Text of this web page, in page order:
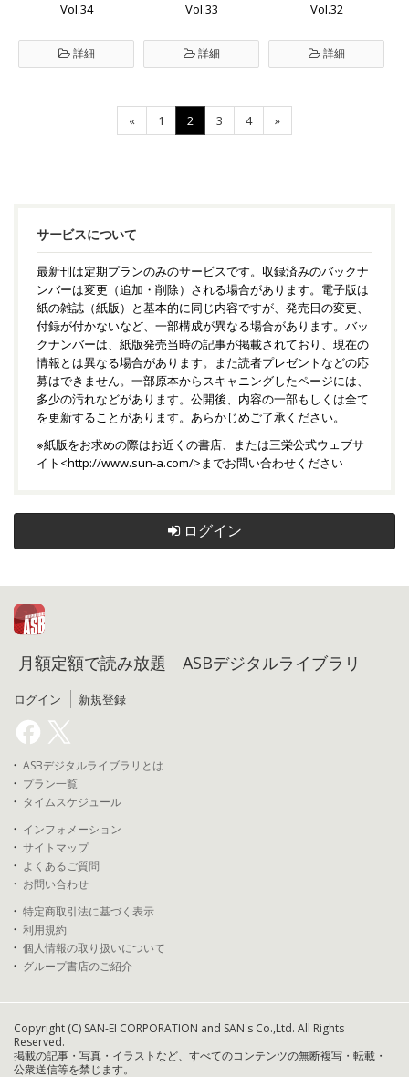
Vol.34
詳細
Vol.33
詳細
Vol.32
詳細
« 1 2 3 4 »
サービスについて
最新刊は定期プランのみのサービスです。収録済みのバックナ
ンバーは変更（追加・削除）される場合があります。電子版は
紙の雑誌（紙版）と基本的に同じ内容ですが、発売日の変更、
付録が付かないなど、一部構成が異なる場合があります。バッ
クナンバーは、紙版発売当時の記事が掲載されており、現在の
情報とは異なる場合があります。また読者プレゼントなどの応
募はできません。一部原本からスキャニングしたページには、
多少の汚れなどがあります。公開後、内容の一部もしくは全て
を更新することがあります。あらかじめご了承ください。
※紙版をお求めの際はお近くの書店、または三栄公式ウェブサ
イト<http://www.sun-a.com/>までお問い合わせください
ログイン
月額定額で読み放題 ASBデジタルライブラリ
ログイン 新規登録
ASBデジタルライブラリとは
プラン一覧
タイムスケジュール
インフォメーション
サイトマップ
よくあるご質問
お問い合わせ
特定商取引法に基づく表示
利用規約
個人情報の取り扱いについて
グループ書店のご紹介
Copyright (C) SAN-EI CORPORATION and SAN's Co.,Ltd. All Rights
Reserved.
掲載の記事・写真・イラストなど、すべてのコンテンツの無断複写・転載・
公衆送信等を禁じます。